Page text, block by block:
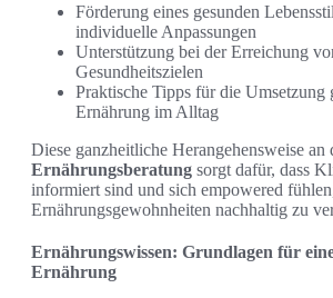
Förderung eines gesunden
individuelle Anpassungen
Unterstützung bei der Erreichung
Gesundheitszielen
Praktische Tipps für die Umsetzung
Ernährung im Alltag
Diese ganzheitliche Herangehensweise an
Ernährungsberatung sorgt dafür, dass
informiert sind und sich empowered
Ernährungsgewohnheiten nachhaltig zu
Ernährungswissen: Grundlagen für
Ernährung